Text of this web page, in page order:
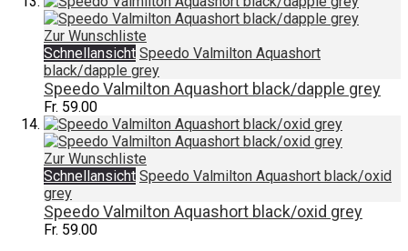
Zur Wunschliste
Schnellansicht Speedo Valmilton Aquashort
black/dapple grey
Speedo Valmilton Aquashort black/dapple grey
Fr. 59.00
Zur Wunschliste
Schnellansicht Speedo Valmilton Aquashort black/oxid
grey
Speedo Valmilton Aquashort black/oxid grey
Fr. 59.00